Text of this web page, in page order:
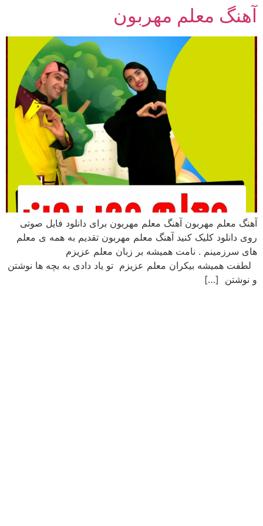
پرش
محتوا
آهنگ معلم مهربون
آهنگ معلم مهربون آهنگ معلم مهربون برای دانلود فایل صوتی
روی دانلود کلیک کنید آهنگ معلم مهربون تقدیم به همه ی معلم
های سرزمینم . نامت همیشه بر زبان معلم عزیزم
لطفت همیشه بیکران معلم عزیزم تو یاد دادی به بچه ها نوشتن
و نوشتن […]